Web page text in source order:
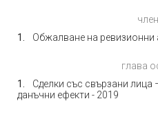
Обжалване на ревизионни
глава
Сделки със свързани лица
данъчни ефекти - 2019